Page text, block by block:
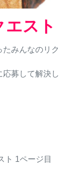
スト
みんなのリク
募して解決し
ト 1ページ目